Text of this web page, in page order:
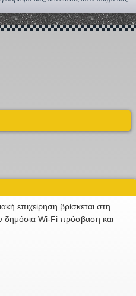
επιχείρηση βρίσκεται στη
δημόσια Wi-Fi πρόσβαση και